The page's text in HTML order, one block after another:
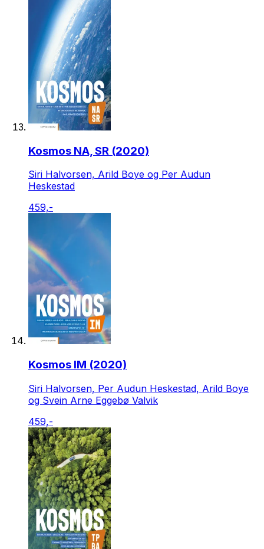
Kosmos NA, SR (2020)
Siri Halvorsen, Arild Boye og Per Audun
Heskestad
459,-
Kosmos IM (2020)
Siri Halvorsen, Per Audun Heskestad, Arild Boye
og Svein Arne Eggebø Valvik
459,-